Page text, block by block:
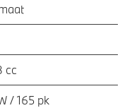
cc
/ 165 pk